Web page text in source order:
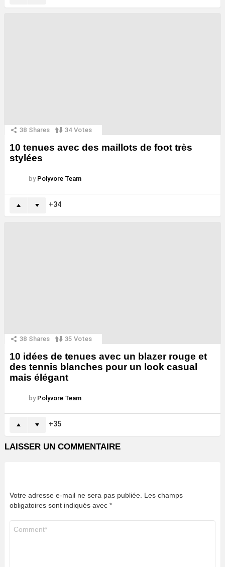
38 Shares 34 Votes
10 tenues avec des maillots de foot très
stylées
by Polyvore Team
34
38 Shares 35 Votes
10 idées de tenues avec un blazer rouge et
des tennis blanches pour un look casual
mais élégant
by Polyvore Team
35
LAISSER UN COMMENTAIRE
Votre adresse e-mail ne sera pas publiée. Les champs
obligatoires sont indiqués avec *